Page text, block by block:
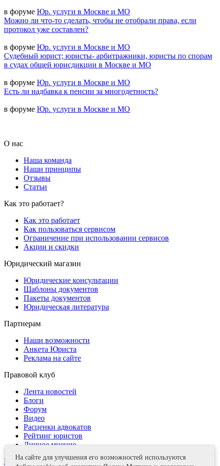
в форуме Юр. услуги в Москве и МО
Можно ли что-то сделать, чтобы не отобрали права, если
протокол уже составлен?
в форуме Юр. услуги в Москве и МО
Судебный юрист; юристы- арбитражники, юристы по спорам
в судах общей юрисдикции в Москве и МО
в форуме Юр. услуги в Москве и МО
Есть ли надбавка к пенсии за многодетность?
в форуме Юр. услуги в Москве и МО
О нас
Наша команда
Наши принципы
Отзывы
Статьи
Как это работает?
Как это работает
Как пользоваться сервисом
Ограничение при использовании сервисов
Акции и скидки
Юридический магазин
Юридические консультации
Шаблоны документов
Пакеты документов
Юридическая литература
Партнерам
Наши возможности
Анкета Юриста
Реклама на сайте
Правовой клуб
Лента новостей
Блоги
Форум
Видео
Расценки адвокатов
Рейтинг юристов
Личное мнение
Контакты
На сайте для улучшения его возможностей используются